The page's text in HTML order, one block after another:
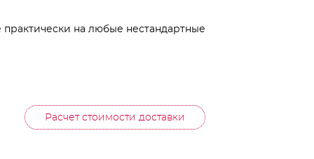
на любые нестандартные
Расчет стоимости доставки